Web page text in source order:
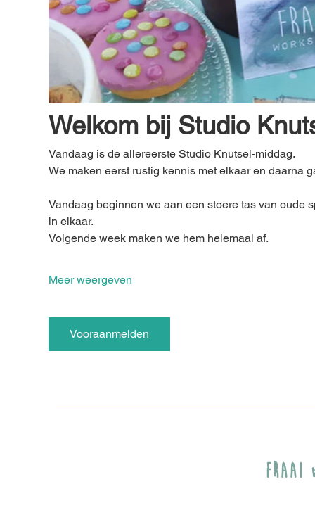
Welkom bij Studio
Vandaag is de allereerste Studio Knutsel-middag.
We maken eerst rustig kennis met elkaar en daarna
Vandaag beginnen we aan een stoere tas van oude
in elkaar.
Volgende week maken we hem helemaal af.
Meer weergeven
Vooraanmelden
Fraai